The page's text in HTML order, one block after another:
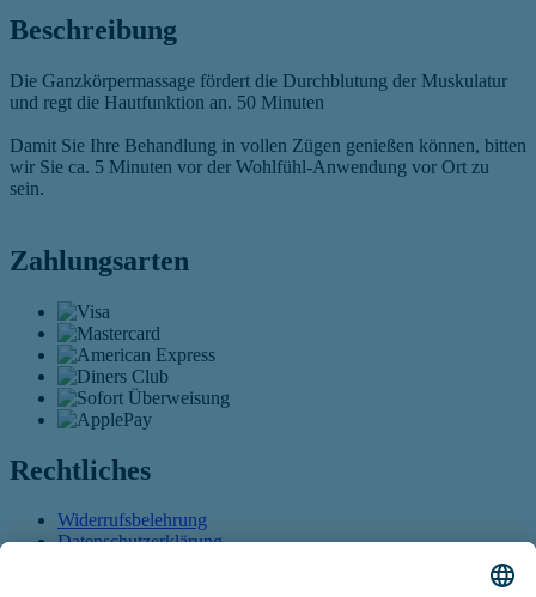
Beschreibung
Die Ganzkörpermassage fördert die Durchblutung der Muskulatur
und regt die Hautfunktion an. 50 Minuten
Damit Sie Ihre Behandlung in vollen Zügen genießen können, bitten
wir Sie ca. 5 Minuten vor der Wohlfühl-Anwendung vor Ort zu
sein.
Zahlungsarten
Rechtliches
Widerrufsbelehrung
Datenschutzerklärung